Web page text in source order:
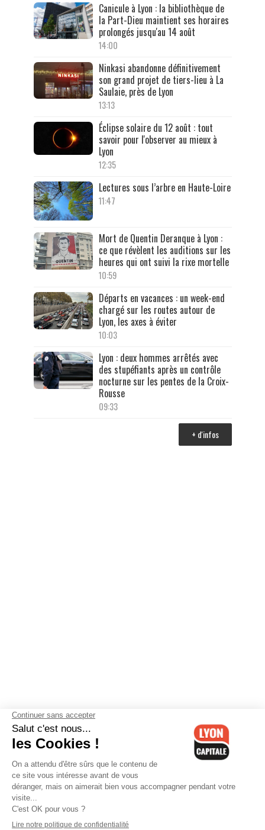
Canicule à Lyon : la bibliothèque de
la Part-Dieu maintient ses horaires
prolongés jusqu'au 14 août
14:00
Ninkasi abandonne définitivement
son grand projet de tiers-lieu à La
Saulaie, près de Lyon
13:13
Éclipse solaire du 12 août : tout
savoir pour l'observer au mieux à
Lyon
12:35
Lectures sous l’arbre en Haute-Loire
11:47
Mort de Quentin Deranque à Lyon :
ce que révèlent les auditions sur les
heures qui ont suivi la rixe mortelle
10:59
Départs en vacances : un week-end
chargé sur les routes autour de
Lyon, les axes à éviter
10:03
Lyon : deux hommes arrêtés avec
des stupéfiants après un contrôle
nocturne sur les pentes de la Croix-
Rousse
09:33
+ d'infos